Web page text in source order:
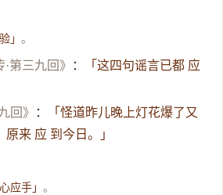
验」。
·第三九回》 ：
「这四句谣言已都 应
回》
：
「怪道昨儿晚上灯花爆了又
来 应 到今日。」
心应手」。